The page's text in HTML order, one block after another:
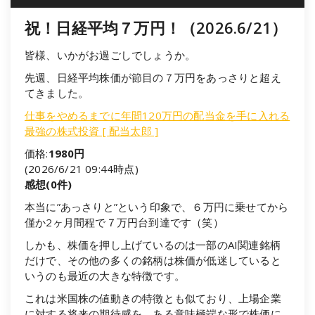
祝！日経平均７万円！（2026.6/21）
皆様、いかがお過ごしでしょうか。
先週、日経平均株価が節目の７万円をあっさりと超え
てきました。
仕事をやめるまでに年間120万円の配当金を手に入れる
最強の株式投資 [ 配当太郎 ]
価格:1980円
(2026/6/21 09:44時点)
感想(0件)
本当に”あっさりと”という印象で、６万円に乗せてから
僅か2ヶ月間程で７万円台到達です（笑）
しかも、株価を押し上げているのは一部のAI関連銘柄
だけで、その他の多くの銘柄は株価が低迷していると
いうのも最近の大きな特徴です。
これは米国株の値動きの特徴とも似ており、上場企業